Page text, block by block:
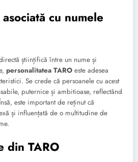
cu numele
științifică între un nume și
personalitatea TARO este adesea
Se crede că persoanele cu acest
puternice și ambitioase, reflectând
este important de reținut că
și influențată de o multitudine de
din TARO